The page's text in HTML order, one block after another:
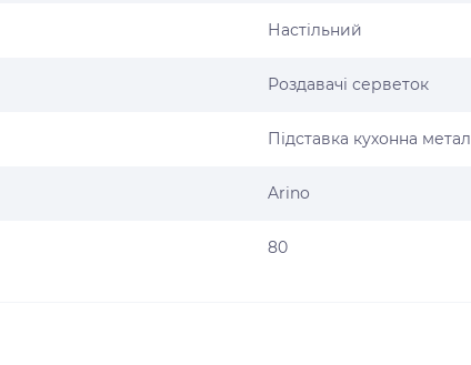
Настільний
Роздавачі серветок
Підставка кухонна метал
Arino
80